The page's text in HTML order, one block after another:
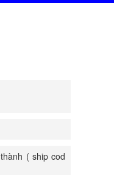
( ship cod